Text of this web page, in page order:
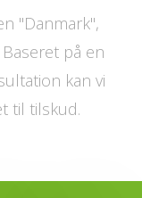
"Danmark",
på en
kan vi
til tilskud.